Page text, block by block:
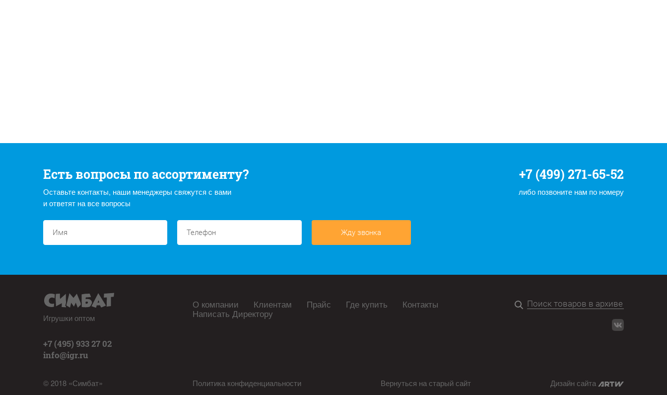
Есть вопросы по ассортименту?
Оставьте контакты, наши менеджеры свяжутся с вами
и ответят на все вопросы
+7 (499) 271-65-52
либо позвоните нам по номеру
Жду звонка
Игрушки оптом
+7 (495) 933 27 02
info@igr.ru
© 2018 «Симбат»
О компании Клиентам Прайс Где купить Контакты
Написать Директору
Политика конфиденциальности Вернуться на старый сайт Дизайн сайта